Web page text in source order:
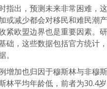
指出，预测未来非常困难，
或减少都会对移民和难民潮
紧欧盟边界也是重要因素。
础，这些数据包括官方统计
。
增加也归因于穆斯林与非穆
林平均年龄低，前者为30.4